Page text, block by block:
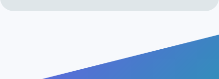
m elexbet